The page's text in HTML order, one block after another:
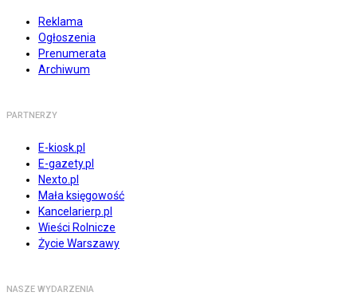
Reklama
Ogłoszenia
Prenumerata
Archiwum
PARTNERZY
E-kiosk.pl
E-gazety.pl
Nexto.pl
Mała księgowość
Kancelarierp.pl
Wieści Rolnicze
Życie Warszawy
NASZE WYDARZENIA